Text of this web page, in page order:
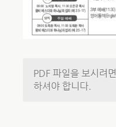
PDF 파일을 보시려면
하셔야 합니다.